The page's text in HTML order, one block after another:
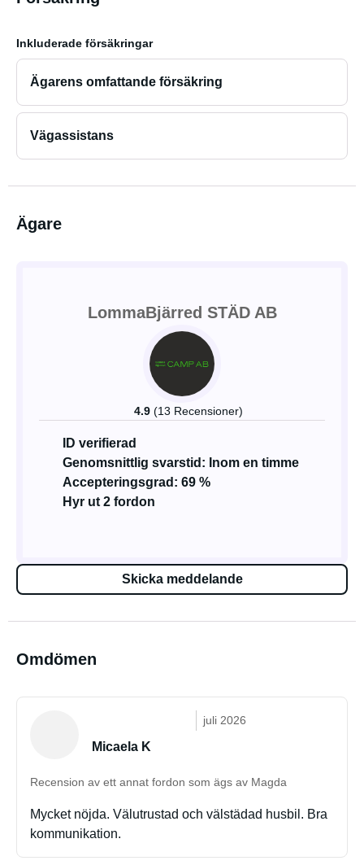
Inkluderade försäkringar
Ägarens omfattande försäkring
Vägassistans
Ägare
LommaBjärred STÄD AB
4.9 (13 Recensioner)
ID verifierad
Genomsnittlig svarstid: Inom en timme
Accepteringsgrad: 69 %
Hyr ut 2 fordon
Skicka meddelande
Omdömen
juli 2026
Micaela K
Recension av ett annat fordon som ägs av Magda
Mycket nöjda. Välutrustad och välstädad husbil. Bra
kommunikation.